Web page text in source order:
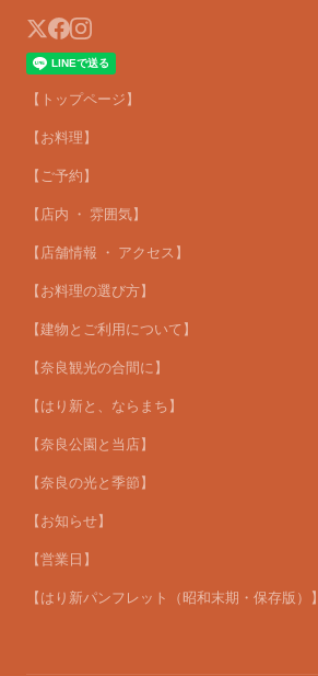
【トップページ】
【お料理】
【ご予約】
【店内 ・ 雰囲気】
【店舗情報 ・ アクセス】
【お料理の選び方】
【建物とご利用について】
【奈良観光の合間に】
【はり新と、ならまち】
【奈良公園と当店】
【奈良の光と季節】
【お知らせ】
【営業日】
【はり新パンフレット（昭和末期・保存版）】